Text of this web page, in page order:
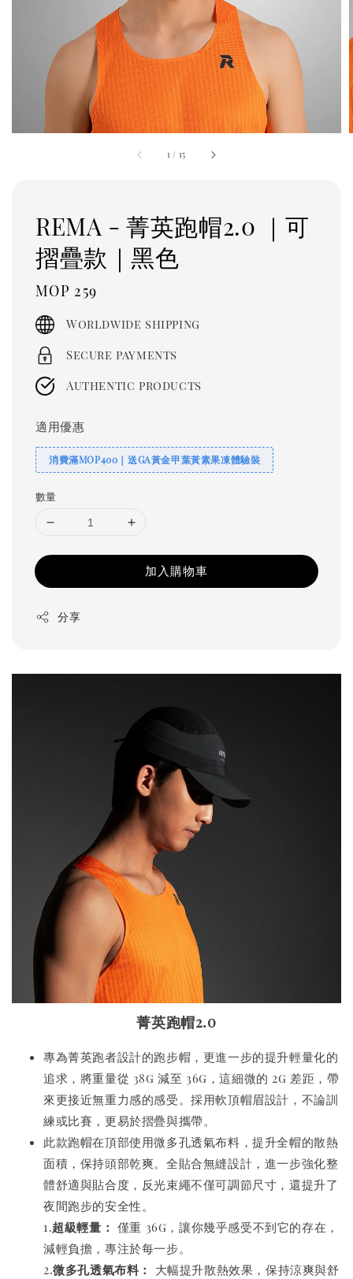
1 / 15
REMA - 菁英跑帽2.0 ｜可
摺疊款｜黑色
Regular
price
MOP 259
Worldwide shipping
Secure payments
Authentic products
適用優惠
消費滿MOP400｜送GA黃金甲葉黃素果凍體驗裝
數量
加入購物車
分享
菁英跑帽2.0
專為菁英跑者設計的跑步帽，更進一步的提升輕量化的
追求，將重量從 38g 減至 36g，這細微的 2g 差距，帶
來更接近無重力感的感受。採用軟頂帽眉設計，不論訓
練或比賽，更易於摺疊與攜帶。
此款跑帽在頂部使用微多孔透氣布料，提升全帽的散熱
面積，保持頭部乾爽。全貼合無縫設計，進一步強化整
體舒適與貼合度，反光束繩不僅可調節尺寸，還提升了
夜間跑步的安全性。
1.超級輕量： 僅重 36g，讓你幾乎感受不到它的存在，
減輕負擔，專注於每一步。
2.微多孔透氣布料：
大幅提升散熱效果，保持涼爽與舒